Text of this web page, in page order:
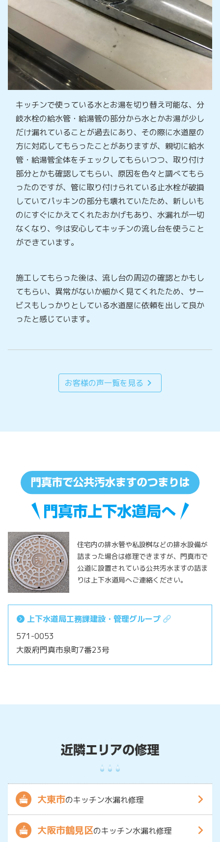
キッチンで使っている水とお湯を切り替え可能な、分
岐水栓の給水管・給湯管の部分から水とかお湯が少し
だけ漏れていることが過去にあり、その際に水道屋の
方に対応してもらったことがありますが、親切に給水
管・給湯管全体をチェックしてもらいつつ、取り付け
部分とかも確認してもらい、原因を色々と調べてもら
ったのですが、管に取り付けられている止水栓が破損
していてパッキンの部分も壊れていたため、新しいも
のにすぐにかえてくれたおかげもあり、水漏れが一切
なくなり、今は安心してキッチンの流し台を使うこと
ができています。
施工してもらった後は、流し台の周辺の確認とかもし
てもらい、異常がないか細かく見てくれたため、サー
ビスもしっかりとしている水道屋に依頼を出して良か
ったと感じています。
お客様の声一覧を見る chevron_right
住宅内の排水管や私設桝などの排水設備が
詰まった場合は修理できますが、門真市で
公道に設置されている公共汚水ますの詰ま
りは上下水道局へご連絡ください。
上下水道局工務課建設・管理グループ
571-0053
大阪府門真市泉町7番23号
大東市のキッチン水漏れ修理
大阪市鶴見区のキッチン水漏れ修理